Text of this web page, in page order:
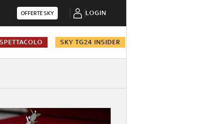
OFFERTE SKY LOGIN
SPETTACOLO SKY TG24 INSIDER